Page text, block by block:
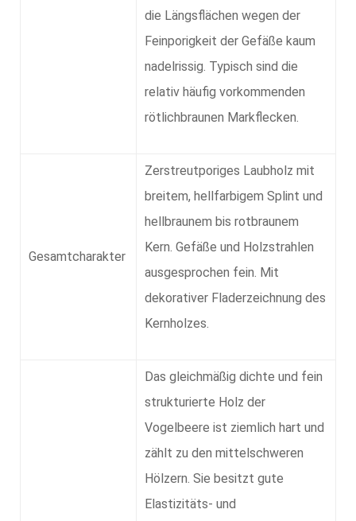
die Längsflächen wegen der
Feinporigkeit der Gefäße kaum
nadelrissig. Typisch sind die
relativ häufig vorkommenden
rötlichbraunen Markflecken.
Gesamtcharakter
Zerstreutporiges Laubholz mit
breitem, hellfarbigem Splint und
hellbraunem bis rotbraunem
Kern. Gefäße und Holzstrahlen
ausgesprochen fein. Mit
dekorativer Fladerzeichnung des
Kernholzes.
Das gleichmäßig dichte und fein
strukturierte Holz der
Vogelbeere ist ziemlich hart und
zählt zu den mittelschweren
Hölzern. Sie besitzt gute
Elastizitäts- und